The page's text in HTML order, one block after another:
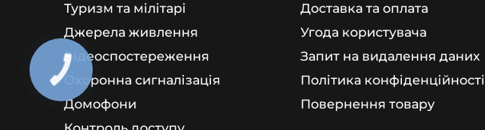
Туризм та мілітарі
Джерела живлення
Відеоспостереження
Охоронна сигналізація
Домофони
Доставка та оплата
Угода користувача
Запит на видалення даних
Політика конфіденційності
Повернення товару